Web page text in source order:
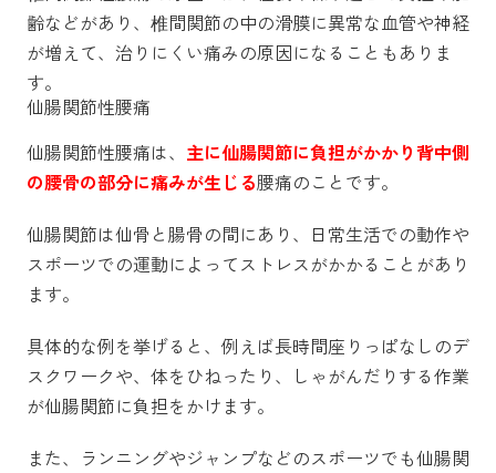
齢などがあり、椎間関節の中の滑膜に異常な血管や神経
が増えて、治りにくい痛みの原因になることもありま
す。
仙腸関節性腰痛
仙腸関節性腰痛は、 主に仙腸関節に負担がかかり背中側
の腰骨の部分に痛みが生じる腰痛のことです。
仙腸関節は仙骨と腸骨の間にあり、日常生活での動作や
スポーツでの運動によってストレスがかかることがあり
ます。
具体的な例を挙げると、例えば長時間座りっぱなしのデ
スクワークや、体をひねったり、しゃがんだりする作業
が仙腸関節に負担をかけます。
また、ランニングやジャンプなどのスポーツでも仙腸関